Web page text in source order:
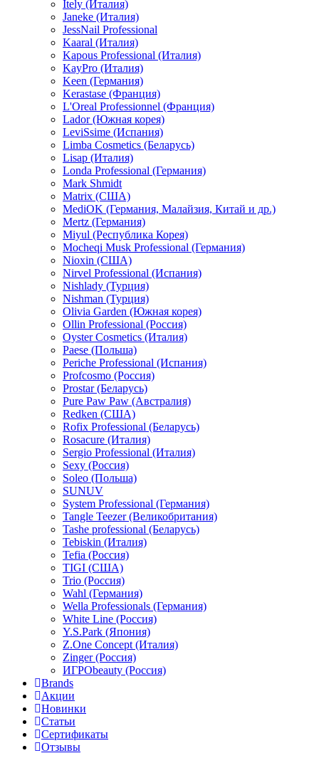
Itely (Италия)
Janeke (Италия)
JessNail Professional
Kaaral (Италия)
Kapous Professional (Италия)
KayPro (Италия)
Keen (Германия)
Kerastase (Франция)
L'Oreal Professionnel (Франция)
Lador (Южная корея)
LeviSsime (Испания)
Limba Cosmetics (Беларусь)
Lisap (Италия)
Londa Professional (Германия)
Mark Shmidt
Matrix (США)
MediOK (Германия, Малайзия, Китай и др.)
Mertz (Германия)
Miyul (Республика Корея)
Mocheqi Musk Professional (Германия)
Nioxin (США)
Nirvel Professional (Испания)
Nishlady (Турция)
Nishman (Турция)
Olivia Garden (Южная корея)
Ollin Professional (Россия)
Oyster Cosmetics (Италия)
Paese (Польша)
Periche Professional (Испания)
Profcosmo (Россия)
Prostar (Беларусь)
Pure Paw Paw (Австралия)
Redken (США)
Rofix Professional (Беларусь)
Rosacure (Италия)
Sergio Professional (Италия)
Sexy (Россия)
Soleo (Польша)
SUNUV
System Professional (Германия)
Tangle Teezer (Великобритания)
Tashe professional (Беларусь)
Tebiskin (Италия)
Tefia (Россия)
TIGI (США)
Trio (Россия)
Wahl (Германия)
Wella Professionals (Германия)
White Line (Россия)
Y.S.Park (Япония)
Z.One Concept (Италия)
Zinger (Россия)
ИГРОbeauty (Россия)
Brands
Акции
Новинки
Статьи
Сертификаты
Отзывы